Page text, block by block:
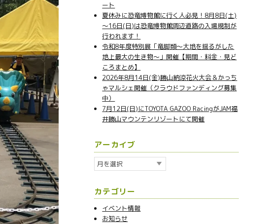
ート
夏休みに恐竜博物館に行く人必見！8月8日(土)
～16日(日)は恐竜博物館周辺道路の入場規制が
行われます！
令和8年度特別展「竜脚類～大地を揺るがした
地上最大の生き物～」開催【期間・料金・見ど
ころまとめ】
2026年8月14日(金)勝山納涼花火大会＆かっち
ゃマルシェ開催（クラウドファンディング募集
中）
7月12日(日)にTOYOTA GAZOO RacingがJAM福
井勝山マウンテンリゾートにて開催
アーカイブ
ア
ー
イ
カテゴリー
イベント情報
お知らせ